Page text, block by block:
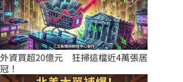
外資買超20億元　狂掃這檔近4萬張居
冠！